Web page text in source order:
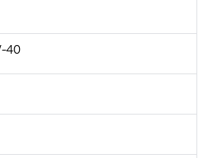
40